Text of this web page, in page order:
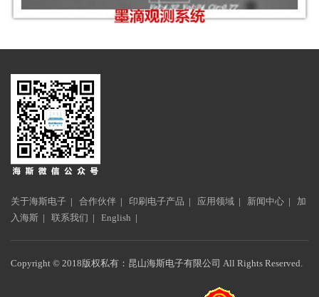
关于海斯电子 | 合作伙伴 | 印刷电子产品 | 应用领域 | 新闻中心 | 加
入海斯 | 联系我们 | English |
Copyright © 2018版权私有：昆山海斯电子有限公司 All Rights Reserved.